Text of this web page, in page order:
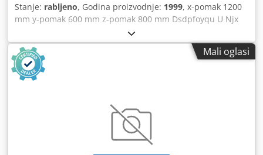
Stanje: rabljeno, Godina proizvodnje: 1999, x-pomak 1200
mm y-pomak 600 mm z-pomak 800 mm Dsdpfoyqu U Njx
Af Tokr Upravljanje Heidenhain Tip TNC 426 Površina stola
1250x630 mm Težina obratka 1000 kg Mjenjač alata 24
Prihvat vretena ISO 40 Broj okretaja 30-8000 o/min Težina
stroja cca 7,5 t Prostor potreban cca 4,2x3,3x3,15 m
Tehnički podaci su prema navodima proizvođača ili
međuprodaje; vrijede isključivo naši opći uvjeti prodaje. O
nama više od 400 vlastitih strojeva na skladištu preko
15.000 m² skladišnog prostora, nosivost dizalice 70 t više
od 10.000 artikala dodatne opreme za vašu radionicu
Mali oglasi